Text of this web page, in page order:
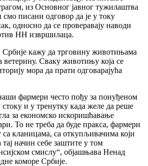
из Основног јавног тужилаштва
писани одговор да је у току
односно да се проверавају наводи
НН извршилаца.
кажу да трговину животињама
ветерину. Сваку животињу која се
мора да прати одговарајућа
фармери често пођу за понуђеном
и у тренутку када желе да реше
за економско искоришћавање
То не треба да буде пракса, фармери
са кланицама, са откупљивачима који
начин себе заштите у том
смислу“, објашњава Ненад
коморе Србије.